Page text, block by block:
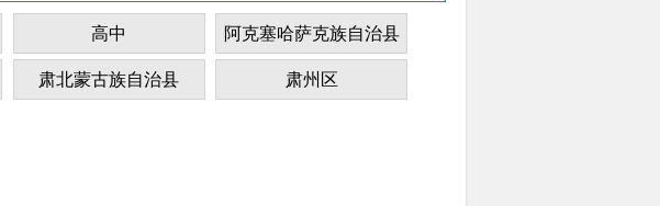
高中 阿克塞哈萨克族自治县
肃北蒙古族自治县 肃州区